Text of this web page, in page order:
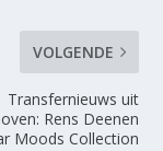
VOLGENDE
Transfernieuws uit
Rens Deenen
Moods Collection